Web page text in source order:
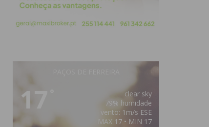
17
clear sky
79% humidade
vento: 1m/s ESE
MAX 17 • MIN 17